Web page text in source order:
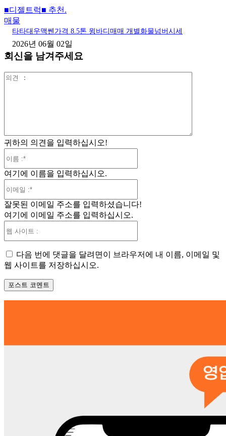
■디젤트럭■ 추천.
매물
타타대우맥쎈가격 8.5톤 윙바디매매 개별화물넘버시세
2026년 06월 02일
회신을 남겨주세요
귀하의 의견을 입력하십시오!
여기에 이름을 입력하십시오.
일
잘못된 이메일 주소를 입력하셨습니다!
여기에 이메일 주소를 입력하십시오.
트
다음 번에 댓글을 달려면이 브라우저에 내 이름, 이메일 및
웹 사이트를 저장하십시오.